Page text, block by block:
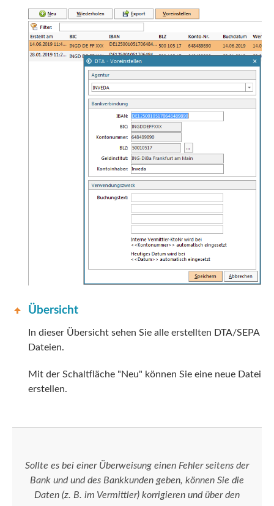
Übersicht
In dieser Übersicht sehen Sie alle erstellten DTA/SEPA
Dateien.
Mit der Schaltfläche "Neu" können Sie eine neue Datei
erstellen.
Sollte es bei einer Überweisung einen Fehler seitens der
Bank und und des Bankkunden geben, können Sie die
Daten (z. B. im Vermittler) korrigieren und über den